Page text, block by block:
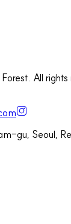
All rights
gu, Seoul,